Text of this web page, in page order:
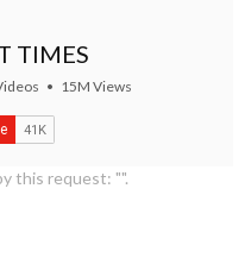
TIMES
• 15M Views
this request: "".